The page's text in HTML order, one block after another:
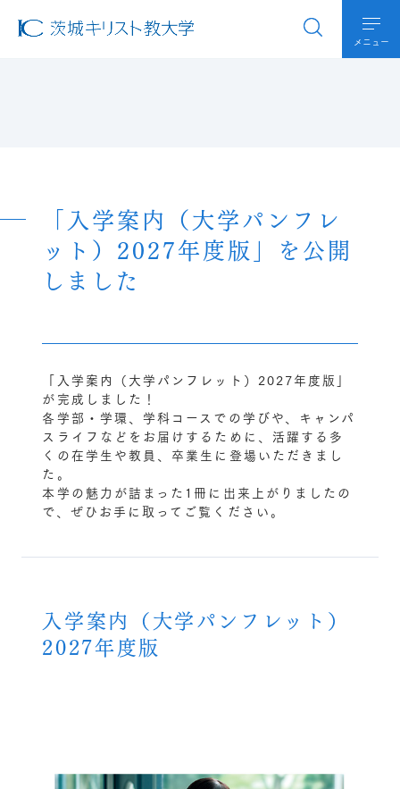
メニュー
「入学案内（大学パンフレ
ット）2027年度版」を公開
しました
「入学案内（大学パンフレット）2027年度版」
が完成しました！
各学部・学環、学科コースでの学びや、キャンパ
スライフなどをお届けするために、活躍する多
くの在学生や教員、卒業生に登場いただきまし
た。
本学の魅力が詰まった1冊に出来上がりましたの
で、ぜひお手に取ってご覧ください。
入学案内（大学パンフレット）
2027年度版